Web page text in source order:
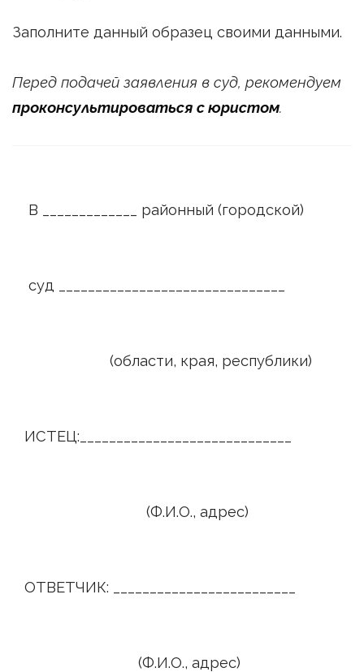
Заполните данный образец своими данными.
Перед подачей заявления в суд, рекомендуем
проконсультироваться с юристом.
В _____________ районный (городской)
суд _______________________________
(области, края, республики)
ИСТЕЦ:_____________________________
(Ф.И.О., адрес)
ОТВЕТЧИК: _________________________
(Ф.И.О., адрес)